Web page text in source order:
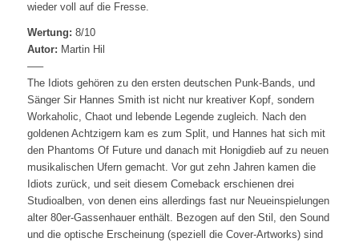
wieder voll auf die Fresse.
Wertung: 8/10
Autor: Martin Hil
—–
The Idiots gehören zu den ersten deutschen Punk-Bands, und
Sänger Sir Hannes Smith ist nicht nur kreativer Kopf, sondern
Workaholic, Chaot und lebende Legende zugleich. Nach den
goldenen Achtzigern kam es zum Split, und Hannes hat sich mit
den Phantoms Of Future und danach mit Honigdieb auf zu neuen
musikalischen Ufern gemacht. Vor gut zehn Jahren kamen die
Idiots zurück, und seit diesem Comeback erschienen drei
Studioalben, von denen eins allerdings fast nur Neueinspielungen
alter 80er-Gassenhauer enthält. Bezogen auf den Stil, den Sound
und die optische Erscheinung (speziell die Cover-Artworks) sind